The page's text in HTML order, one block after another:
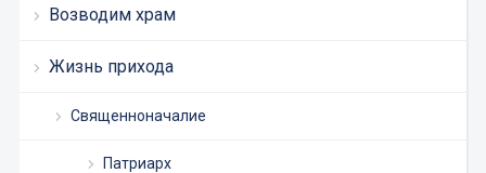
Возводим храм
Жизнь прихода
Священноначалие
Патриарх